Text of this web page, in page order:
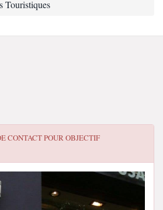
Touristiques
CONTACT POUROBJECTIF